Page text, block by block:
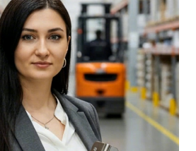
з системою. Це
легкого демонтажу
роликів у
Постачається разом із
саморізів для швидкого
з міцної сталі із
що гарантує довговічність